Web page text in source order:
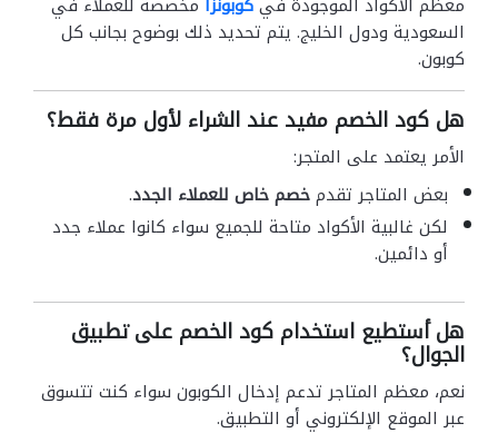
السعودية ودول الخليج. يتم تحديد ذلك بوضوح بجانب كل
كوبون.
هل كود الخصم مفيد عند الشراء لأول مرة فقط؟
الأمر يعتمد على المتجر:
بعض المتاجر تقدمخصم خاص للعملاء الجدد.
لكن غالبية الأكواد متاحة للجميع سواء كانوا عملاء جدد
أو دائمين.
هل أستطيع استخدام كود الخصم على تطبيق
الجوال؟
نعم، معظم المتاجر تدعم إدخال الكوبون سواء كنت تتسوق
عبر الموقع الإلكتروني أو التطبيق.